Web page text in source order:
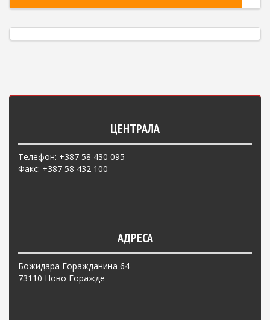
ЦЕНТРАЛА
Телефон: +387 58 430 095
Факс: +387 58 432 100
АДРЕСА
Божидара Горажданина 64
73110 Ново Горажде